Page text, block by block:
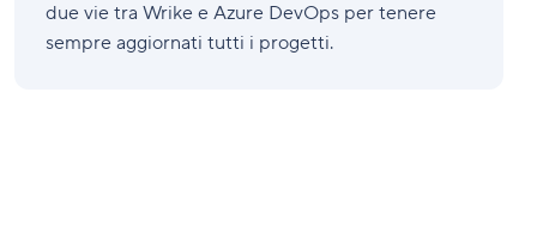
due vie tra Wrike e Azure DevOps per tenere
sempre aggiornati tutti i progetti.